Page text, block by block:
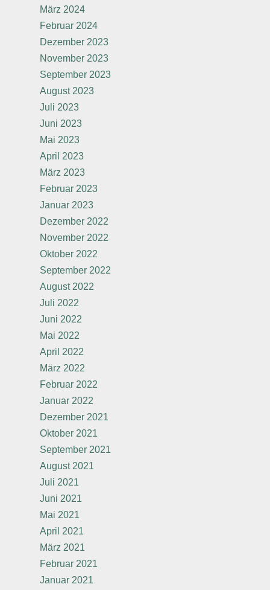
März 2024
Februar 2024
Dezember 2023
November 2023
September 2023
August 2023
Juli 2023
Juni 2023
Mai 2023
April 2023
März 2023
Februar 2023
Januar 2023
Dezember 2022
November 2022
Oktober 2022
September 2022
August 2022
Juli 2022
Juni 2022
Mai 2022
April 2022
März 2022
Februar 2022
Januar 2022
Dezember 2021
Oktober 2021
September 2021
August 2021
Juli 2021
Juni 2021
Mai 2021
April 2021
März 2021
Februar 2021
Januar 2021